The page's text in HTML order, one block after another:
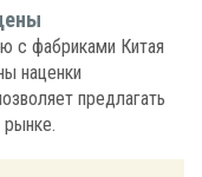
с фабриками Китая
наценки
предлагать
рынке.